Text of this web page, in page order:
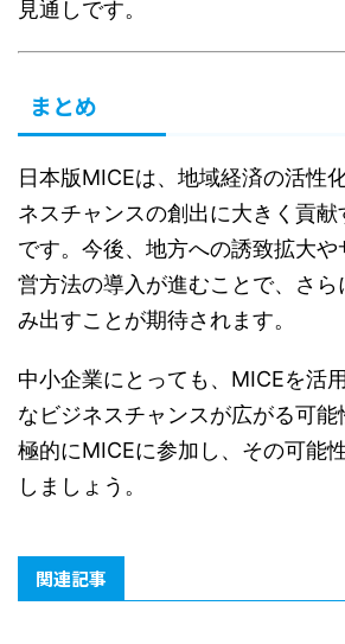
見通しです。
まとめ
日本版MICEは、地域経済の活性
ネスチャンスの創出に大きく貢
です。今後、地方への誘致拡大
営方法の導入が進むことで、さら
み出すことが期待されます。
中小企業にとっても、MICEを活
なビジネスチャンスが広がる可
極的にMICEに参加し、その可能
しましょう。
関連記事